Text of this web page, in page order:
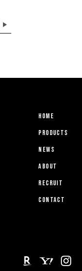
HOME
PRODUCTS
NEWS
ABOUT
RECRUIT
CONTACT